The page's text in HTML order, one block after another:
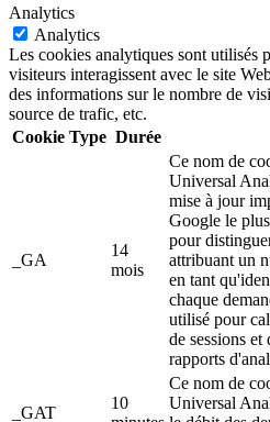
Analytics
Analytics
Les cookies analytiques sont utilisés
visiteurs interagissent avec le site
des informations sur le nombre de
source de trafic, etc.
Cookie Type Durée
_GA
14
mois
Ce nom de
Universal
mise à jour
Google le
pour
attribuant un
en tant
chaque
utilisé pour
de sessions et
rapports
_GAT
10
Ce nom de
Universal